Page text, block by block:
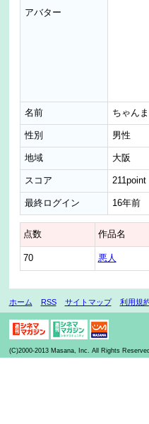
アバター
名前 ちゃん
性別 男性
地域 大阪
スコア 211point
最終ログイン 16年前
点数 作品名
70 悪人
ホーム RSS サイトマップ 利用規
(C)2000-2013 Masana, Inc. All Rights